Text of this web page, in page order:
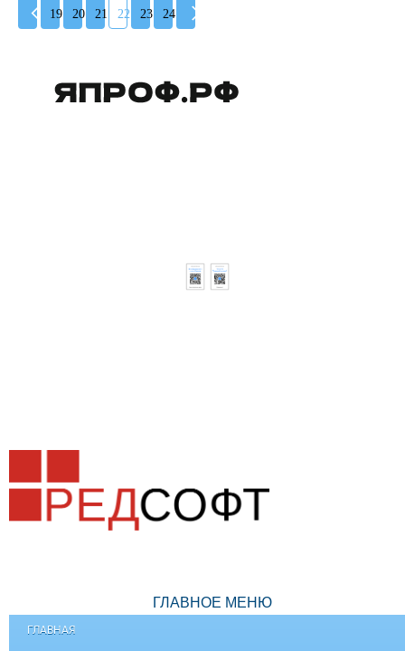
19 20 21 22 23 24
ГЛАВНОЕ МЕНЮ
ГЛАВНАЯ